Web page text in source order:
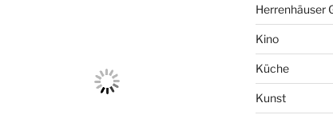
Herrenhäuser
Kino
Küche
Kunst